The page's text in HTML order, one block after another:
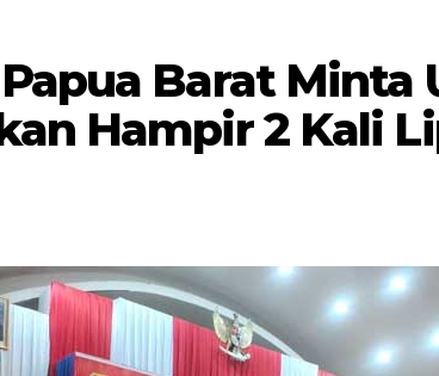
Barat Minta
Hampir 2 Kali